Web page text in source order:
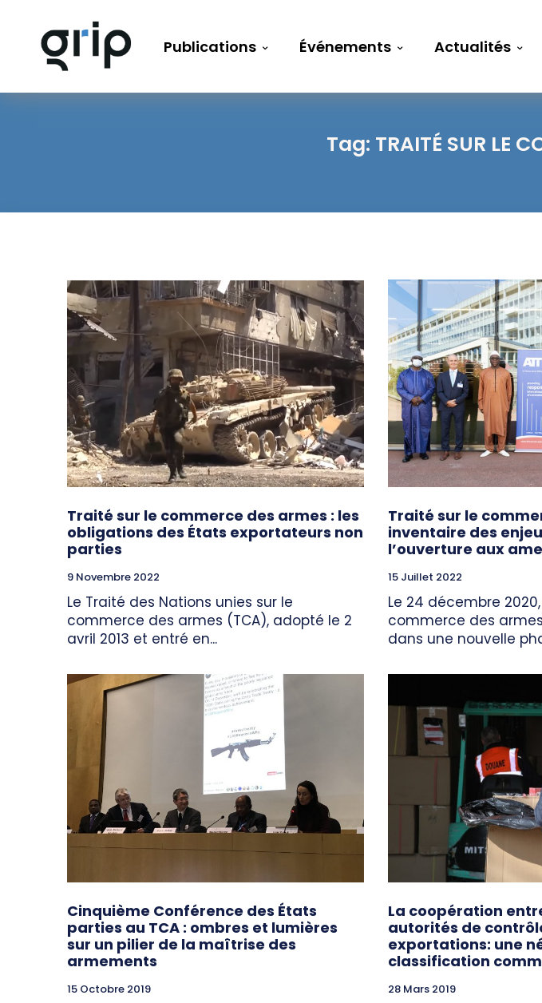
Publications Événements Actualités
Tag: TRAITÉ SUR LE
Traité sur le commerce des armes : les
obligations des États exportateurs non
parties
9 Novembre 2022
Le Traité des Nations unies sur le
commerce des armes (TCA), adopté le 2
avril 2013 et entré en...
Traité sur le
inventaire des
l’ouverture aux
15 Juillet 2022
Le 24 décembre
commerce des
dans une nouvelle
Cinquième Conférence des États
parties au TCA : ombres et lumières
sur un pilier de la maîtrise des
armements
15 Octobre 2019
La coopération
autorités de
exportations: une
classification
28 Mars 2019